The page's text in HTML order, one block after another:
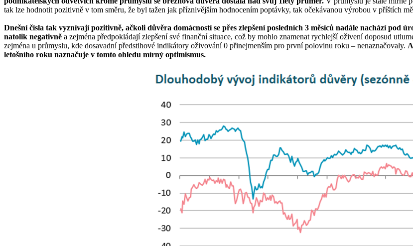
tak lze hodnotit pozitivně v tom směru, že byl tažen jak příznivějším hodnocením poptávky, tak očekávanou výrobou v příštích
Dnešní čísla tak vyznívají pozitivně, ačkoli důvěra domácností se přes zlepšení posledních 3 měsíců nadále nachází pod
natolik negativně a zejména předpokládají zlepšení své finanční situace, což by mohlo znamenat rychlejší oživení doposud
zejména u průmyslu, kde dosavadní předstihové indikátory oživování 0 přinejmenším pro první polovinu roku – nenaznačovaly.
letošního roku naznačuje v tomto ohledu mírný optimismus.